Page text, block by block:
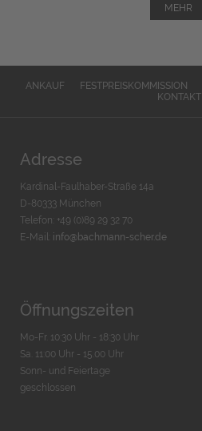
MEHR
ANKAUF FESTPREISKOMMISSION
KONTAKT
Adresse
Kardinal-Faulhaber-Straße 14a
D-80333 München
Telefon: +49 (0)89 29 32 70
E-Mail: info@bachmann-scher.de
Öffnungszeiten
Mo-Fr. 10:30 Uhr - 18:30 Uhr
Sa. 11:00 Uhr - 15.00 Uhr
Sonn- und Feiertage
geschlossen